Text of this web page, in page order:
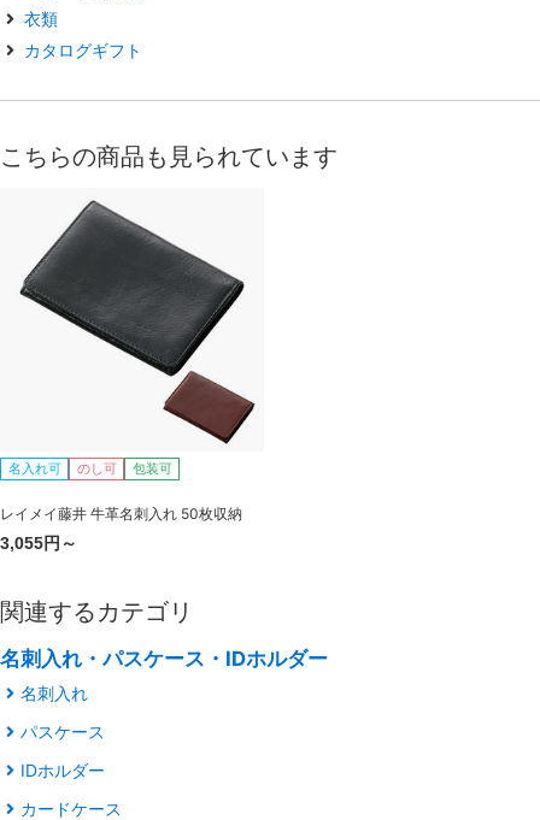
衣類
カタログギフト
こちらの商品も見られています
名入れ可 のし可 包装可
レイメイ藤井 牛革名刺入れ 50枚収納
3,055円～
関連するカテゴリ
名刺入れ・パスケース・IDホルダー
名刺入れ
パスケース
IDホルダー
カードケース